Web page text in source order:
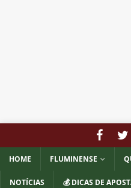
HOME FLUMINENSE
NOTÍCIAS 💰 DICAS DE